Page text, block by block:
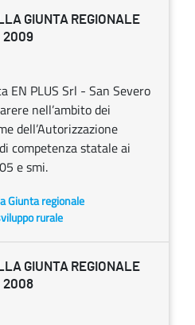
GIUNTA REGIONALE
2009
EN PLUS Srl - San Severo
nell’ambito dei
dell’Autorizzazione
competenza statale ai
e smi.
Giunta regionale
rurale
GIUNTA REGIONALE
2008